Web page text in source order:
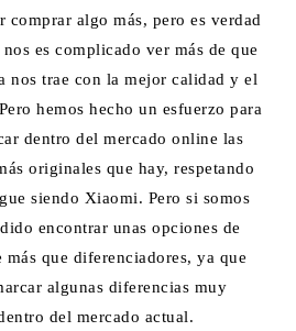
comprar algo más, pero es verdad
es complicado ver más de que
nos trae con la mejor calidad y el
hemos hecho un esfuerzo para
dentro del mercado online las
originales que hay, respetando
siendo Xiaomi. Pero si somos
encontrar unas opciones de
más que diferenciadores, ya que
algunas diferencias muy
del mercado actual.